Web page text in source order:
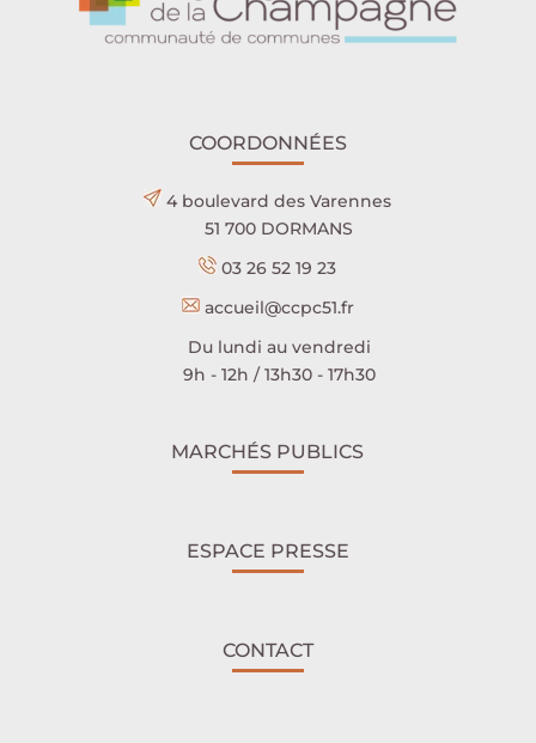
COORDONNÉES
4 boulevard des Varennes
51 700 DORMANS
03 26 52 19 23
accueil@ccpc51.fr
Du lundi au vendredi
9h - 12h / 13h30 - 17h30
MARCHÉS PUBLICS
ESPACE PRESSE
CONTACT